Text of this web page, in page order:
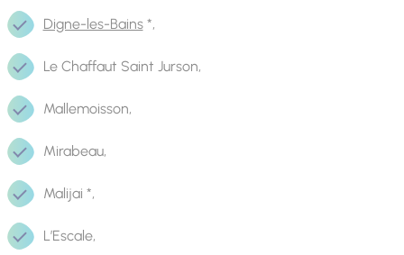
Digne-les-Bains*,
Le Chaffaut Saint Jurson,
Mallemoisson,
Mirabeau,
Malijai *,
L’Escale,